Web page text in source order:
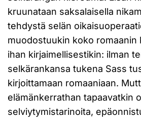
kruunataan saksalaisella
tehdystä selän
muodostuukin koko romaanin
ihan kirjaimellisestikin: ilman
selkärankansa tukena Sass
kirjoittamaan romaaniaan.
elämänkerrathan tapaavatkin
selviytymistarinoita,